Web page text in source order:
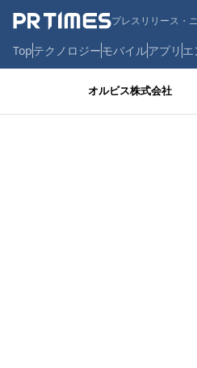
プレスリリース・
Topテクノロジーモバイルアプリ エ
オルビス株式会社